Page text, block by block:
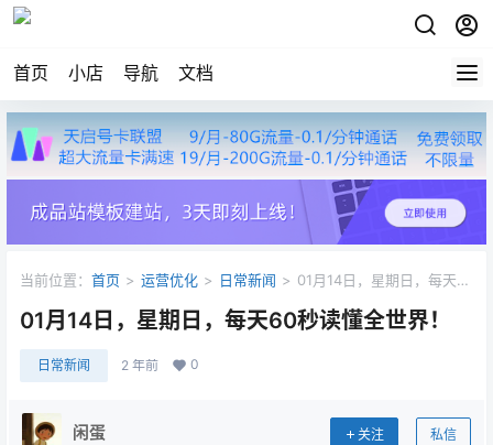
首页 小店 导航 文档
当前位置： 首页 > 运营优化 > 日常新闻 > 01月14日，星期日，每天
01月14日，星期日，每天60秒读懂全世界！
日常新闻 2 年前 0
闲蛋 关注 私信